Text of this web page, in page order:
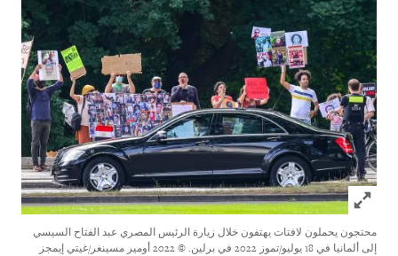
Click to expand Image
محتجون يحملون لافتات يهتفون خلال زيارة الرئيس المصري عبد الفتاح السيسي
إلى ألمانيا في 18 يوليو/تموز 2022 في برلين.
© 2022 أومير مسينغر/غيتي إيمجز